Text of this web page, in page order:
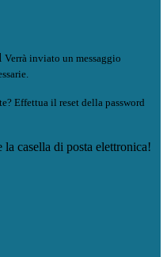
Verrà inviato un messaggio
Effettua il reset della password
casella di posta elettronica!